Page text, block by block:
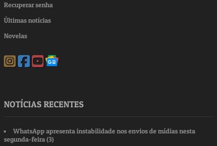
Recuperar senha
Últimas notícias
Novelas
NOTÍCIAS RECENTES
WhatsApp apresenta instabilidade nos envios de mídias nesta
segunda-feira (3)